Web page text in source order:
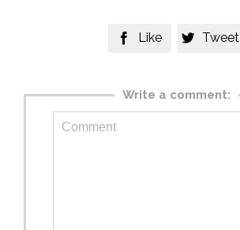
 Like  Tweet
Write a comment: